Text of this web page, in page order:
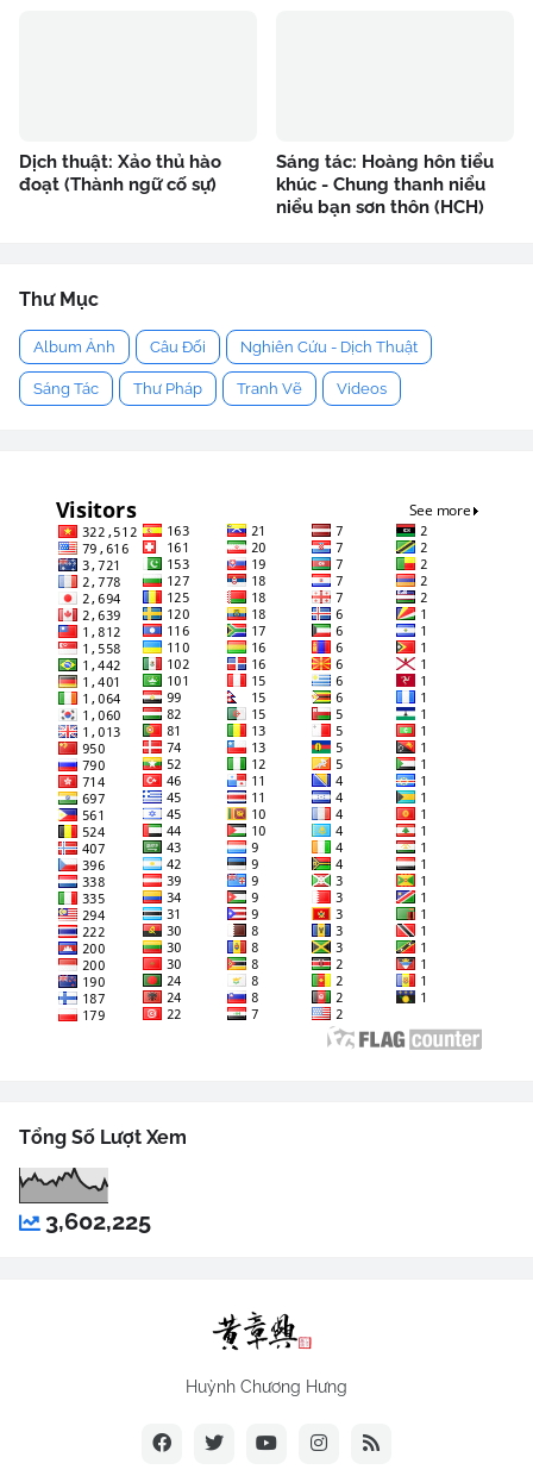
Dịch thuật: Xảo thủ hào
đoạt (Thành ngữ cố sự)
Sáng tác: Hoàng hôn tiểu
khúc - Chung thanh niểu
niểu bạn sơn thôn (HCH)
Thư Mục
Album Ảnh Câu Đối Nghiên Cứu - Dịch Thuật
Sáng Tác Thư Pháp Tranh Vẽ Videos
Tổng Số Lượt Xem
3,602,225
Huỳnh Chương Hưng